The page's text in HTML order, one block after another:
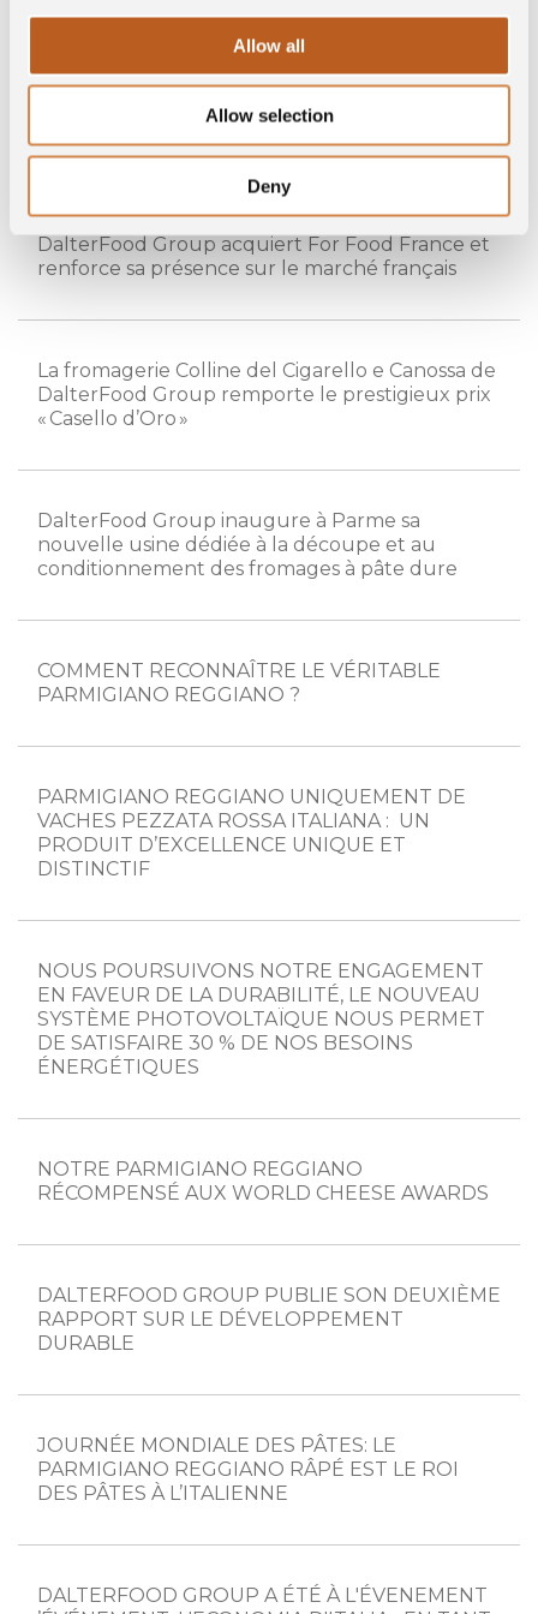
Allow all
Allow selection
Deny
en différents formats et découpes, adaptés à
industrie agroalimentaire, à la
Actualités
DalterFood Group acquiert For Food France et
renforce sa présence sur le marché français
La fromagerie Colline del Cigarello e Canossa de
DalterFood Group remporte le prestigieux prix
« Casello d’Oro »
DalterFood Group inaugure à Parme sa
nouvelle usine dédiée à la découpe et au
conditionnement des fromages à pâte dure
COMMENT RECONNAÎTRE LE VÉRITABLE
PARMIGIANO REGGIANO ?
PARMIGIANO REGGIANO UNIQUEMENT DE
VACHES PEZZATA ROSSA ITALIANA : UN
PRODUIT D’EXCELLENCE UNIQUE ET
DISTINCTIF
NOUS POURSUIVONS NOTRE ENGAGEMENT
EN FAVEUR DE LA DURABILITÉ, LE NOUVEAU
SYSTÈME PHOTOVOLTAÏQUE NOUS PERMET
DE SATISFAIRE 30 % DE NOS BESOINS
ÉNERGÉTIQUES
NOTRE PARMIGIANO REGGIANO
RÉCOMPENSÉ AUX WORLD CHEESE AWARDS
DALTERFOOD GROUP PUBLIE SON DEUXIÈME
RAPPORT SUR LE DÉVELOPPEMENT
DURABLE
JOURNÉE MONDIALE DES PÂTES: LE
PARMIGIANO REGGIANO RÂPÉ EST LE ROI
DES PÂTES À L’ITALIENNE
DALTERFOOD GROUP A ÉTÉ À L'ÉVENEMENT